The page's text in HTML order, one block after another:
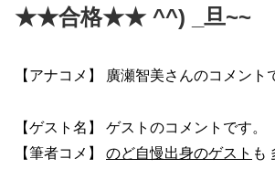
★★合格★★ ^^) _旦~~
【アナコメ】 廣瀬智美さんのコメント
【ゲスト名】 ゲストのコメントです。
【筆者コメ】 のど自慢出身のゲスト も